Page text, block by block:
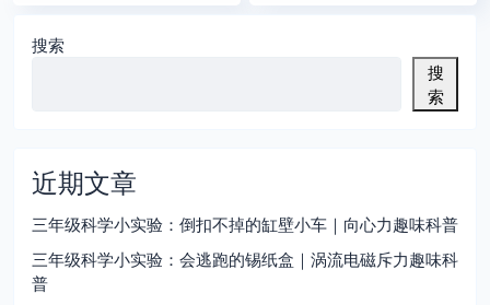
搜索
搜
索
近期文章
三年级科学小实验：倒扣不掉的缸壁小车｜向心力趣味科普
三年级科学小实验：会逃跑的锡纸盒｜涡流电磁斥力趣味科
普